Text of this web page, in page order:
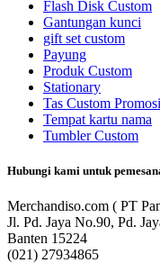
Flash Disk Custom
Gantungan kunci
gift set custom
Payung
Produk Custom
Stationary
Tas Custom Promosi
Tempat kartu nama
Tumbler Custom
Hubungi kami untuk
Merchandiso.com ( PT
Jl. Pd. Jaya No.90, Pd.
Banten 15224
(021) 27934865